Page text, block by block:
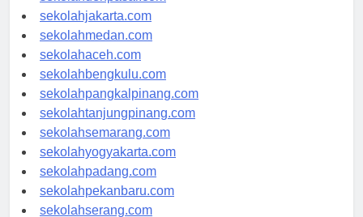
sekolahdenpasar.com
sekolahjakarta.com
sekolahmedan.com
sekolahaceh.com
sekolahbengkulu.com
sekolahpangkalpinang.com
sekolahtanjungpinang.com
sekolahsemarang.com
sekolahyogyakarta.com
sekolahpadang.com
sekolahpekanbaru.com